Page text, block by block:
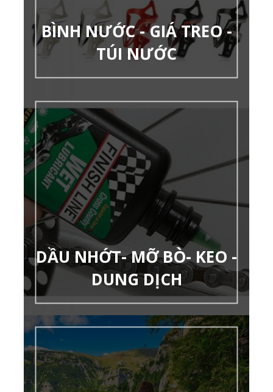
BÌNH NƯỚC - GIÁ TREO -
TÚI NƯỚC
DẦU NHỚT- MỠ BÒ- KEO -
DUNG DỊCH